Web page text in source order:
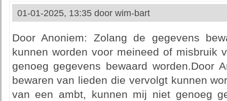
01-01-2025, 13:35 door wim-bart
Door Anoniem: Zolang de gegevens
kunnen worden voor meineed of misbruik
genoeg gegevens bewaard worden.Door
bewaren van lieden die vervolgt kunnen
van een ambt, kunnen mij niet genoeg